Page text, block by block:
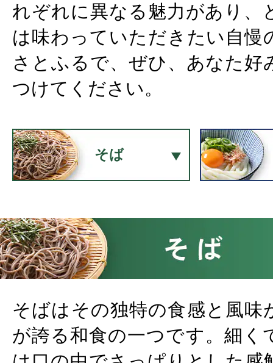
れぞれに異なる魅力があり、
は味わっていただきたい自慢
さとふるで、ぜひ、あなた好
つけてください。
そば
そばはその独特の食感と風味
が誇る和食の一つです。細く